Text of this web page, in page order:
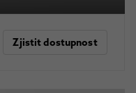
Zjistit dostupnost